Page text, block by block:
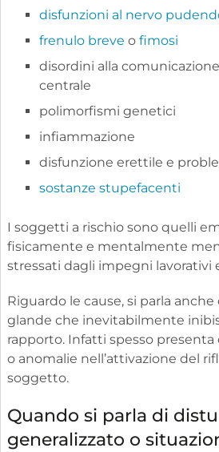
disfunzioni al nervo
frenulo breve o fimosi
disordini alla
centrale
polimorfismi genetici
infiammazione
disfunzione erettile e
sostanze stupefacenti
I soggetti a rischio sono quelli
fisicamente e mentalmente
stressati dagli impegni lavorativi
Riguardo le cause, si parla
glande che inevitabilmente
rapporto. Infatti spesso
o anomalie nell’attivazione del
soggetto.
Quando si parla di
generalizzato o